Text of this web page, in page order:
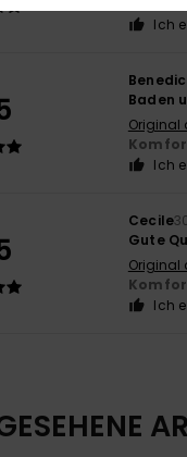
Ich
Baden
Original
Ich
Cecile
Gute
Original
Ich